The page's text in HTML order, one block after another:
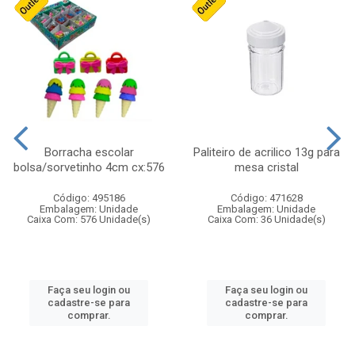
Borracha escolar
bolsa/sorvetinho 4cm cx:576
Código: 495186
Embalagem: Unidade
Caixa Com: 576 Unidade(s)
Faça seu login ou
cadastre-se para
comprar.
Paliteiro de acrilico 13g para
mesa cristal
Código: 471628
Embalagem: Unidade
Caixa Com: 36 Unidade(s)
Faça seu login ou
cadastre-se para
comprar.